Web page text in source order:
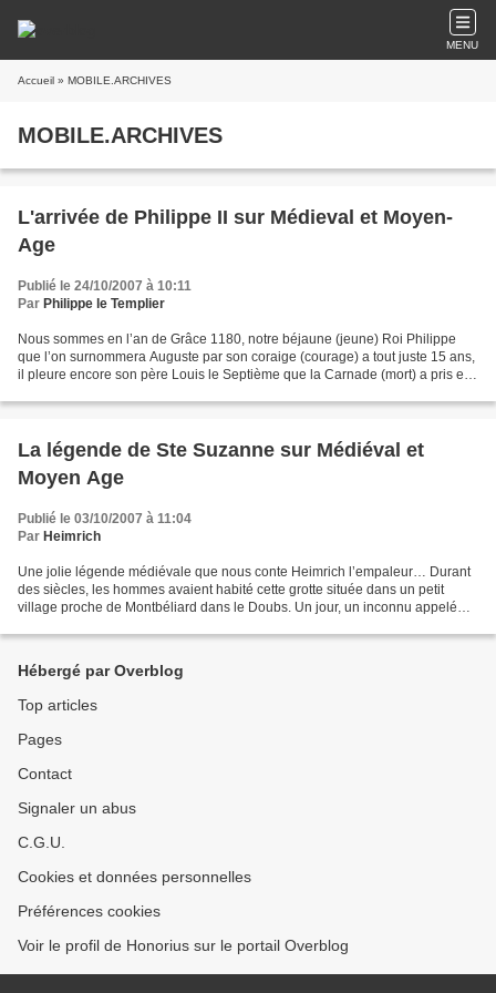
MENU
Accueil » MOBILE.ARCHIVES
MOBILE.ARCHIVES
L'arrivée de Philippe II sur Médieval et Moyen-
Age
Publié le 24/10/2007 à 10:11
Par Philippe le Templier
Nous sommes en l’an de Grâce 1180, notre béjaune (jeune) Roi Philippe
que l’on surnommera Auguste par son coraige (courage) a tout juste 15 ans,
il pleure encore son père Louis le Septième que la Carnade (mort) a pris et
La légende de Ste Suzanne sur Médiéval et
Moyen Age
Publié le 03/10/2007 à 11:04
Par Heimrich
Une jolie légende médiévale que nous conte Heimrich l’empaleur… Durant
des siècles, les hommes avaient habité cette grotte située dans un petit
village proche de Montbéliard dans le Doubs. Un jour, un inconnu appelé
Hébergé par Overblog
Top articles
Pages
Contact
Signaler un abus
C.G.U.
Cookies et données personnelles
Préférences cookies
Voir le profil de Honorius sur le portail Overblog